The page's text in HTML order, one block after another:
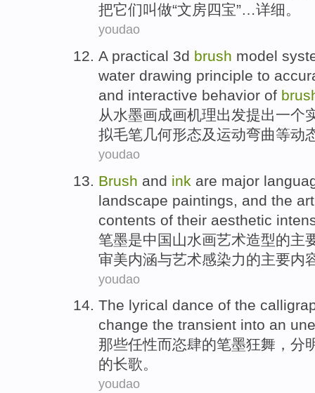
把它们叫做“文房四宝”…详细。
youdao
A practical 3d brush model
water drawing principle to
and interactive behavior of
从水墨画成画机理出发提出一个
拟毛笔几何形态及运动弯曲等动
youdao
Brush and ink are major
landscape paintings, and the
contents of their aesthetic
笔墨是中国山水画艺术造型的主
审美内涵与艺术感染力的主要内
youdao
The lyrical dance of the
change the transient into an
那些任性而恣肆的笔墨狂舞 ，分
的长歌。
youdao